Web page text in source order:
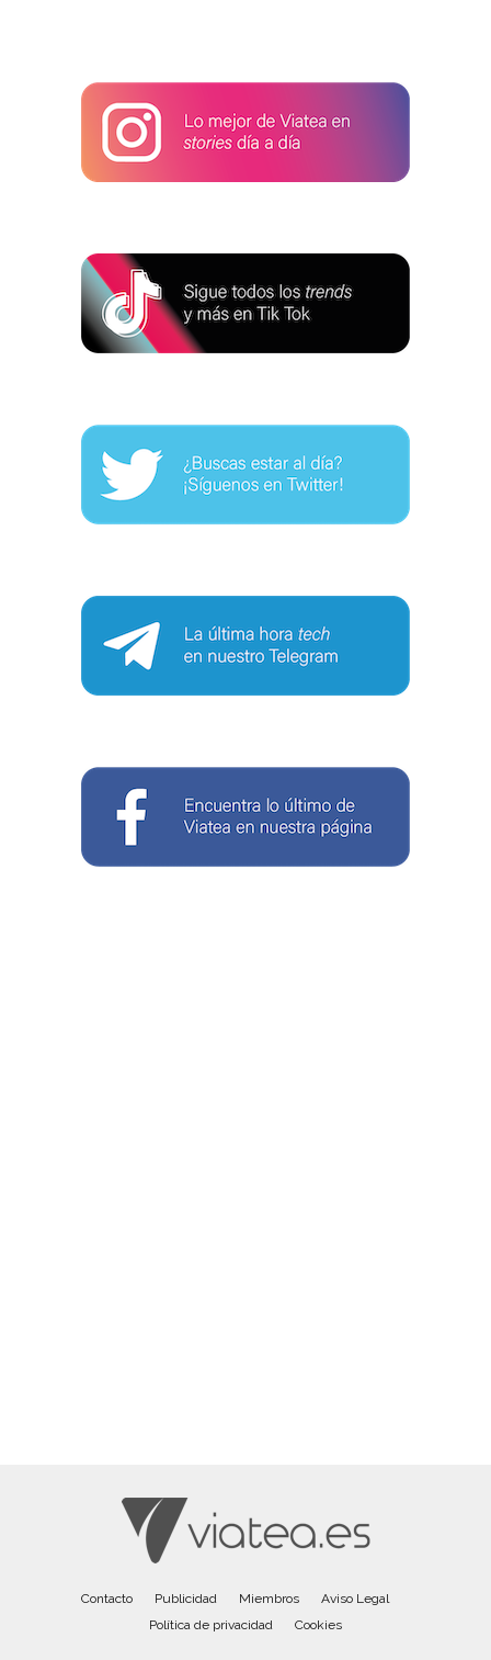
Contacto Publicidad Miembros
Aviso Legal
Política de privacidad
Cookies